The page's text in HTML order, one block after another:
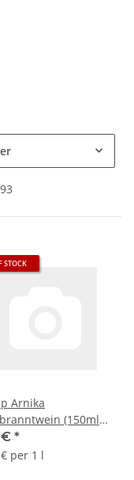
STOCK
Arnika
(150ml
€ *
per 1 l